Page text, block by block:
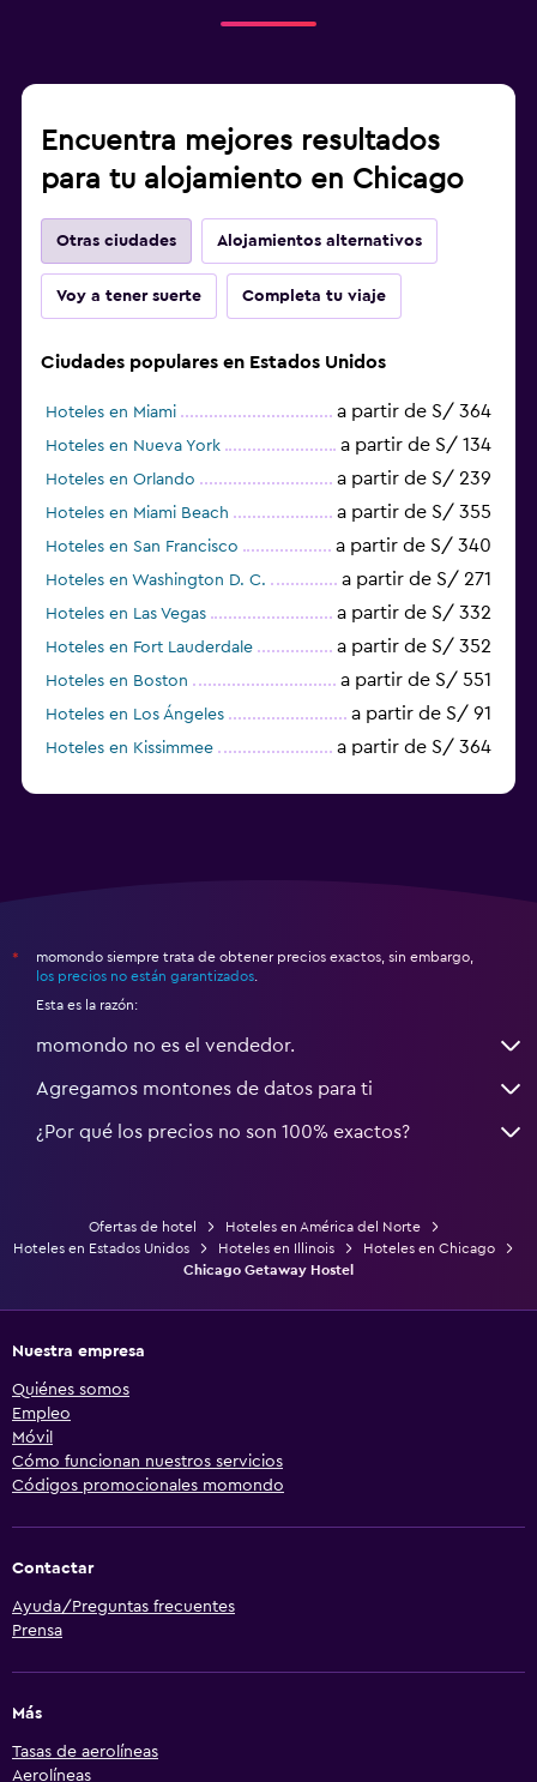
Encuentra mejores resultados
para tu alojamiento en Chicago
Otras ciudades Alojamientos alternativos
Voy a tener suerte Completa tu viaje
Ciudades populares en Estados Unidos
Hoteles en Miami a partir de S/ 364
Hoteles en Nueva York a partir de S/ 134
Hoteles en Orlando a partir de S/ 239
Hoteles en Miami Beach a partir de S/ 355
Hoteles en San Francisco a partir de S/ 340
Hoteles en Washington D. C. a partir de S/ 271
Hoteles en Las Vegas a partir de S/ 332
Hoteles en Fort Lauderdale a partir de S/ 352
Hoteles en Boston a partir de S/ 551
Hoteles en Los Ángeles a partir de S/ 91
Hoteles en Kissimmee a partir de S/ 364
*
momondo siempre trata de obtener precios exactos, sin embargo,
los precios no están garantizados
Esta es la razón:
momondo no es el vendedor.
Agregamos montones de datos para ti
¿Por qué los precios no son 100% exactos?
Ofertas de hotel
Hoteles en América del Norte
Hoteles en Estados Unidos
Hoteles en Illinois
Hoteles en Chicago
Chicago Getaway Hostel
Nuestra empresa
Quiénes somos
Empleo
Móvil
Cómo funcionan nuestros servicios
Códigos promocionales momondo
Contactar
Ayuda/Preguntas frecuentes
Prensa
Más
Tasas de aerolíneas
Aerolíneas